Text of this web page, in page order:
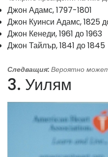
Джон Адамс, 1797-1801
Джон Куинси Адамс, 1825
Джон Кенеди, 1961 до 1963
Джон Тайлър, 1841 до 1845
Следващия: Вероятно
3. Уилям